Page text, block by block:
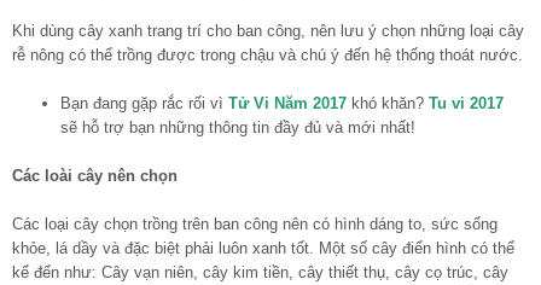
Khi dùng cây xanh trang trí cho ban công, nên lưu ý chọn những loại cây
rễ nông có thể trồng được trong chậu và chú ý đến hệ thống thoát nước.
Bạn đang gặp rắc rối vì Tử Vi Năm 2017 khó khăn? Tu vi 2017
sẽ hỗ trợ bạn những thông tin đầy đủ và mới nhất!
Các loài cây nên chọn
Các loại cây chọn trồng trên ban công nên có hình dáng to, sức sống
khỏe, lá dầy và đặc biệt phải luôn xanh tốt. Một số cây điển hình có thể
kể đến như: Cây vạn niên, cây kim tiền, cây thiết thụ, cây cọ trúc, cây